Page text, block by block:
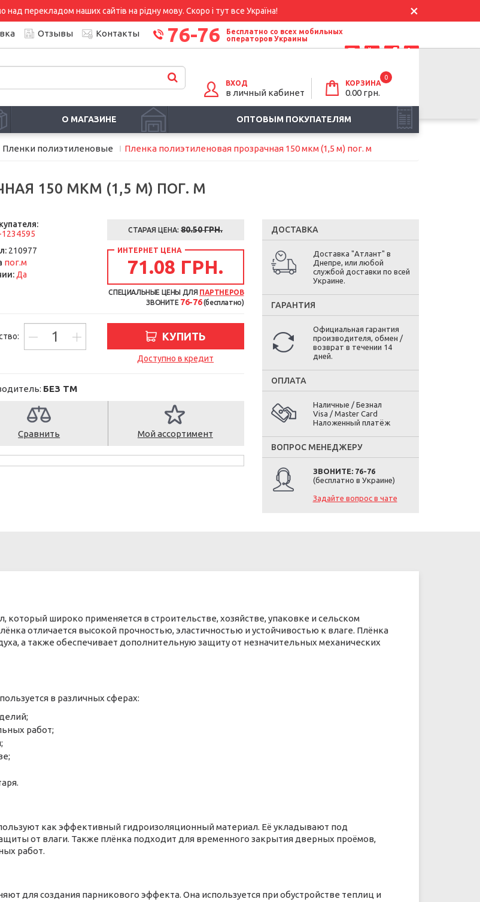
над перекладом наших сайтів на рідну мову. Скоро і тут все Україна!
Отзывы Контакты 76-76
Бесплатно со всех мобильных
операторов Украины
ВХОД
в личный кабинет
КОРЗИНА
0
0.00 грн.
О МАГАЗИНЕ ОПТОВЫМ ПОКУПАТЕЛЯМ
Пленки полиэтиленовые Пленка полиэтиленовая прозрачная 150 мкм (1,5 м) пог. м
150 МКМ (1,5 М) ПОГ. М
210977
пог.м
Да
СТАРАЯ ЦЕНА:80.50ГРН.
ИНТЕРНЕТ ЦЕНА
71.08 ГРН.
СПЕЦИАЛЬНЫЕ ЦЕНЫ ДЛЯ ПАРТНЕРОВ
ЗВОНИТЕ 76-76(бесплатно)
КУПИТЬ
Доступно в кредит
БЕЗ ТМ
Сравнить Мой ассортимент
ДОСТАВКА
Доставка "Атлант" в
Днепре, или любой
службой доставки по всей
Украине.
ГАРАНТИЯ
Официальная гарантия
производителя, обмен /
возврат в течении 14
дней.
ОПЛАТА
Наличные / Безнал
Visa / Master Card
Наложенный платёж
ВОПРОС МЕНЕДЖЕРУ
ЗВОНИТЕ: 76-76
(бесплатно в Украине)
Задайте вопрос в чате
который широко применяется в строительстве, хозяйстве, упаковке и сельском
отличается высокой прочностью, эластичностью и устойчивостью к влаге. Плёнка
а также обеспечивает дополнительную защиту от незначительных механических
в различных сферах:
работ;
как эффективный гидроизоляционный материал. Её укладывают под
от влаги. Также плёнка подходит для временного закрытия дверных проёмов,
работ.
для создания парникового эффекта. Она используется при обустройстве теплиц и